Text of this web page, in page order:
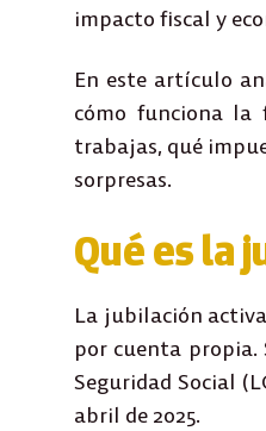
impacto fiscal y
En este artículo
cómo funciona la
trabajas, qué
sorpresas.
Qué es la
La jubilación activa
por cuenta propia.
Seguridad Social
abril de 2025.